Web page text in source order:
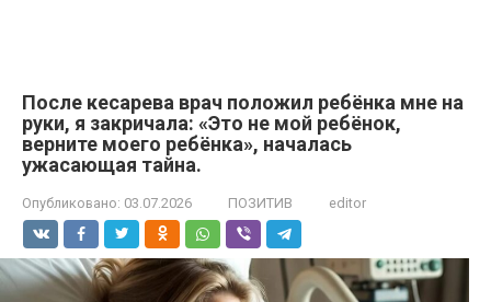
После кесарева врач положил ребёнка мне на
руки, я закричала: «Это не мой ребёнок,
верните моего ребёнка», началась
ужасающая тайна.
Опубликовано: 03.07.2026 ПОЗИТИВ editor